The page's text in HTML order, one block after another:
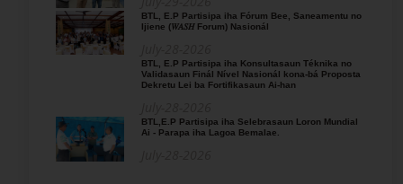
BTL, E.P Partisipa iha Fórum Bee, Saneamentu no
Ijiene (𝑊𝐴𝑆𝐻 Forum) Nasionál
BTL, E.P Partisipa iha Konsultasaun Téknika no
Validasaun Finál Nível Nasionál kona-bá Proposta
Dekretu Lei ba Fortifikasaun Ai-han
BTL,E.P Partisipa iha Selebrasaun Loron Mundial
Ai - Parapa iha Lagoa Bemalae.